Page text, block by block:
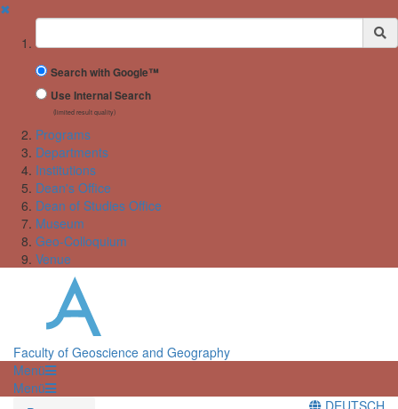
✖
Suchbegriff
Search with Google™
Use Internal Search
(limited result quality)
Programs
Departments
Institutions
Dean's Office
Dean of Studies Office
Museum
Geo-Colloquium
Venue
Faculty of Geoscience and Geography
Menü
Menü
DEUTSCH